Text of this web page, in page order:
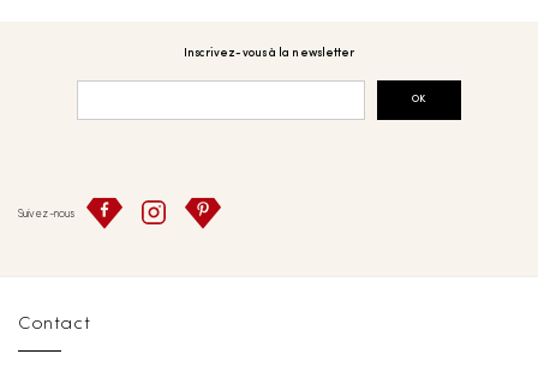
Inscrivez-vous à la newsletter
OK
Suivez-nous
Contact